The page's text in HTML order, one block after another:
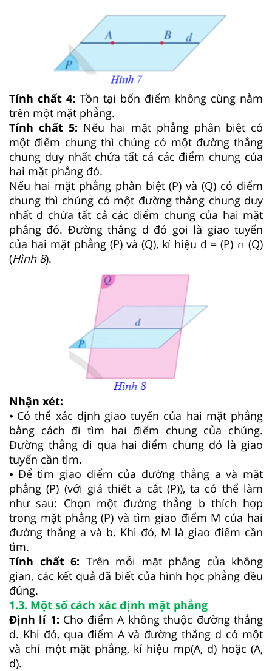
Tính chất 4: Tồn tại bốn điểm không cùng nằm
trên một mặt phẳng.
Tính chất 5: Nếu hai mặt phẳng phân biệt có
một điểm chung thì chúng có một đường thẳng
chung duy nhất chứa tất cả các điểm chung của
hai mặt phẳng đó.
Nếu hai mặt phẳng phân biệt (P) và (Q) có điểm
chung thì chúng có một đường thẳng chung duy
nhất d chứa tất cả các điểm chung của hai mặt
phẳng đó. Đường thẳng d đó gọi là giao tuyến
của hai mặt phẳng (P) và (Q), kí hiệu d = (P) ∩ (Q)
(Hình 8).
Nhận xét:
⦁ Có thể xác định giao tuyến của hai mặt phẳng
bằng cách đi tìm hai điểm chung của chúng.
Đường thẳng đi qua hai điểm chung đó là giao
tuyến cần tìm.
⦁ Để tìm giao điểm của đường thẳng a và mặt
phẳng (P) (với giả thiết a cắt (P)), ta có thể làm
như sau: Chọn một đường thẳng b thích hợp
trong mặt phẳng (P) và tìm giao điểm M của hai
đường thẳng a và b. Khi đó, M là giao điểm cần
tìm.
Tính chất 6: Trên mỗi mặt phẳng của không
gian, các kết quả đã biết của hình học phẳng đều
đúng.
1.3. Một số cách xác định mặt phẳng
Định lí 1: Cho điểm A không thuộc đường thẳng
d. Khi đó, qua điểm A và đường thẳng d có một
và chỉ một mặt phẳng, kí hiệu mp(A, d) hoặc (A,
d).